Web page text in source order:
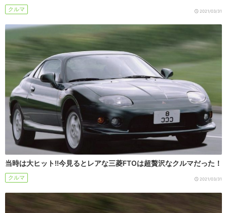
クルマ 2021/03/31
当時は大ヒット!!今見るとレアな三菱FTOは超贅沢なクルマだった！
クルマ 2021/03/31